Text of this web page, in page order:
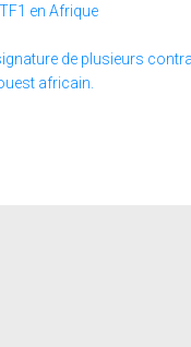
en Afrique
de plusieurs
africain.